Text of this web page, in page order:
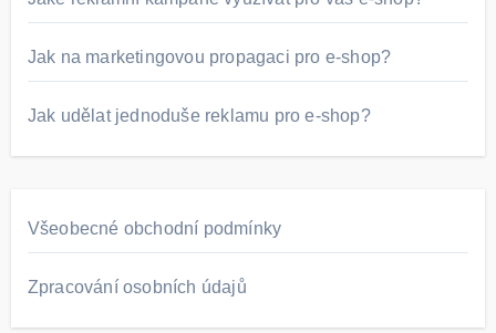
Jak na marketingovou propagaci pro e-shop?
Jak udělat jednoduše reklamu pro e-shop?
Všeobecné obchodní podmínky
Zpracování osobních údajů